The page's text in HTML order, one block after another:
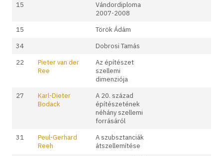
15
Vándordiploma
2007-2008
15
Török Ádám
34
Dobrosi Tamás
22
Pieter van der
Ree
Az építészet
szellemi
dimenziója
27
Karl-Dieter
Bodack
A 20. század
építészetének
néhány szellemi
forrásáról
31
Peul-Gerhard
Reeh
A szubsztanciák
átszellemítése